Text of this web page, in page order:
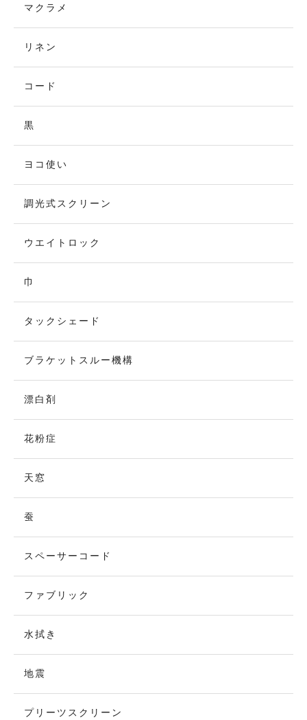
マクラメ
リネン
コード
黒
ヨコ使い
調光式スクリーン
ウエイトロック
巾
タックシェード
ブラケットスルー機構
漂白剤
花粉症
天窓
蚕
スペーサーコード
ファブリック
水拭き
地震
プリーツスクリーン